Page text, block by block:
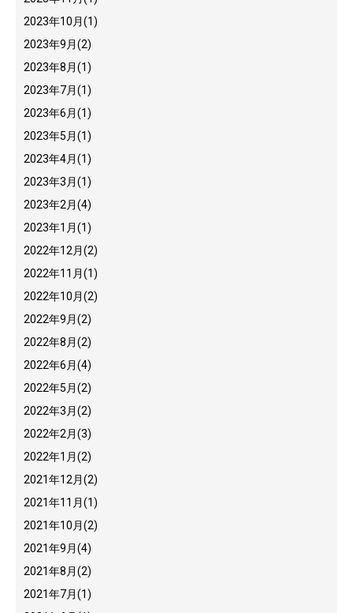
2023年10月(1)
2023年9月(2)
2023年8月(1)
2023年7月(1)
2023年6月(1)
2023年5月(1)
2023年4月(1)
2023年3月(1)
2023年2月(4)
2023年1月(1)
2022年12月(2)
2022年11月(1)
2022年10月(2)
2022年9月(2)
2022年8月(2)
2022年6月(4)
2022年5月(2)
2022年3月(2)
2022年2月(3)
2022年1月(2)
2021年12月(2)
2021年11月(1)
2021年10月(2)
2021年9月(4)
2021年8月(2)
2021年7月(1)